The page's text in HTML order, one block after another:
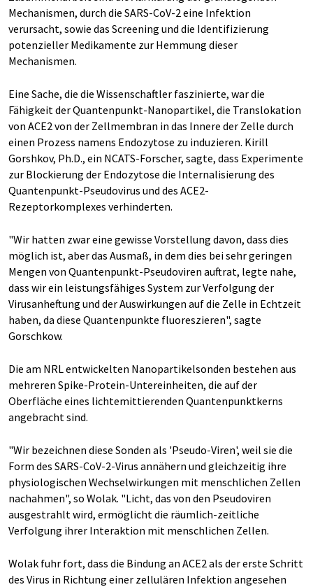
Mechanismen, durch die SARS-CoV-2 eine Infektion
verursacht, sowie das Screening und die Identifizierung
potenzieller Medikamente zur Hemmung dieser
Mechanismen.
Eine Sache, die die Wissenschaftler faszinierte, war die
Fähigkeit der Quantenpunkt-Nanopartikel, die Translokation
von ACE2 von der Zellmembran in das Innere der Zelle durch
einen Prozess namens Endozytose zu induzieren. Kirill
Gorshkov, Ph.D., ein NCATS-Forscher, sagte, dass Experimente
zur Blockierung der Endozytose die Internalisierung des
Quantenpunkt-Pseudovirus und des ACE2-
Rezeptorkomplexes verhinderten.
"Wir hatten zwar eine gewisse Vorstellung davon, dass dies
möglich ist, aber das Ausmaß, in dem dies bei sehr geringen
Mengen von Quantenpunkt-Pseudoviren auftrat, legte nahe,
dass wir ein leistungsfähiges System zur Verfolgung der
Virusanheftung und der Auswirkungen auf die Zelle in Echtzeit
haben, da diese Quantenpunkte fluoreszieren", sagte
Gorschkow.
Die am NRL entwickelten Nanopartikelsonden bestehen aus
mehreren Spike-Protein-Untereinheiten, die auf der
Oberfläche eines lichtemittierenden Quantenpunktkerns
angebracht sind.
"Wir bezeichnen diese Sonden als 'Pseudo-Viren', weil sie die
Form des SARS-CoV-2-Virus annähern und gleichzeitig ihre
physiologischen Wechselwirkungen mit menschlichen Zellen
nachahmen", so Wolak. "Licht, das von den Pseudoviren
ausgestrahlt wird, ermöglicht die räumlich-zeitliche
Verfolgung ihrer Interaktion mit menschlichen Zellen.
Wolak fuhr fort, dass die Bindung an ACE2 als der erste Schritt
des Virus in Richtung einer zellulären Infektion angesehen